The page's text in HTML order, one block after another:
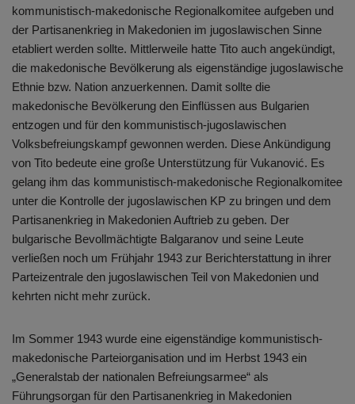
kommunistisch-makedonische Regionalkomitee aufgeben und
der Partisanenkrieg in Makedonien im jugoslawischen Sinne
etabliert werden sollte. Mittlerweile hatte Tito auch angekündigt,
die makedonische Bevölkerung als eigenständige jugoslawische
Ethnie bzw. Nation anzuerkennen. Damit sollte die
makedonische Bevölkerung den Einflüssen aus Bulgarien
entzogen und für den kommunistisch-jugoslawischen
Volksbefreiungskampf gewonnen werden. Diese Ankündigung
von Tito bedeute eine große Unterstützung für Vukanović. Es
gelang ihm das kommunistisch-makedonische Regionalkomitee
unter die Kontrolle der jugoslawischen KP zu bringen und dem
Partisanenkrieg in Makedonien Auftrieb zu geben. Der
bulgarische Bevollmächtigte Balgaranov und seine Leute
verließen noch um Frühjahr 1943 zur Berichterstattung in ihrer
Parteizentrale den jugoslawischen Teil von Makedonien und
kehrten nicht mehr zurück.
Im Sommer 1943 wurde eine eigenständige kommunistisch-
makedonische Parteiorganisation und im Herbst 1943 ein
„Generalstab der nationalen Befreiungsarmee“ als
Führungsorgan für den Partisanenkrieg in Makedonien